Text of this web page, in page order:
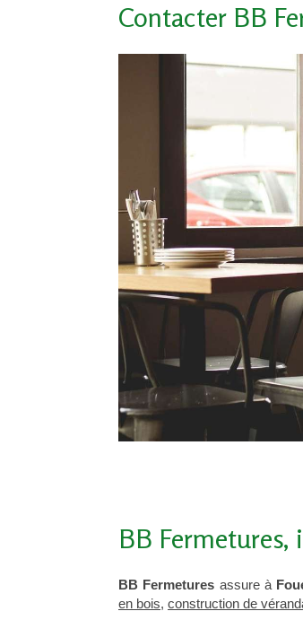
Contacter BB
BB Fermetures,
BB Fermetures assure à
en bois, construction de